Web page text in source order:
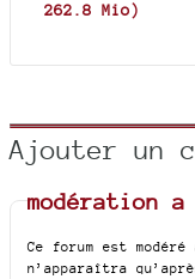
262.8 Mio)
Ajouter un
modération
Ce forum est
n’apparaîtra